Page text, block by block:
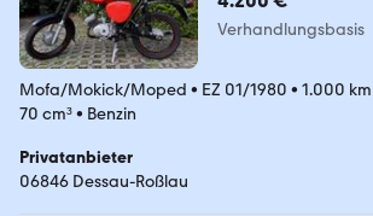
Verhandlungsbasis
Mofa/Mokick/Moped • EZ 01/1980 • 1.000 km
70 cm³• Benzin
Privatanbieter
06846 Dessau-Roßlau